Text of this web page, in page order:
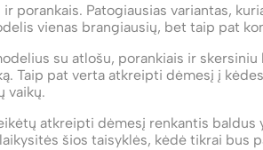
porankais. Patogiausias variantas,
vienas brangiausių, bet taip pat
su atlošu, porankiais ir
Taip pat verta atkreipti dėmesį į
vaikų.
atkreipti dėmesį renkantis
šios taisyklės, kėdė tikrai bus